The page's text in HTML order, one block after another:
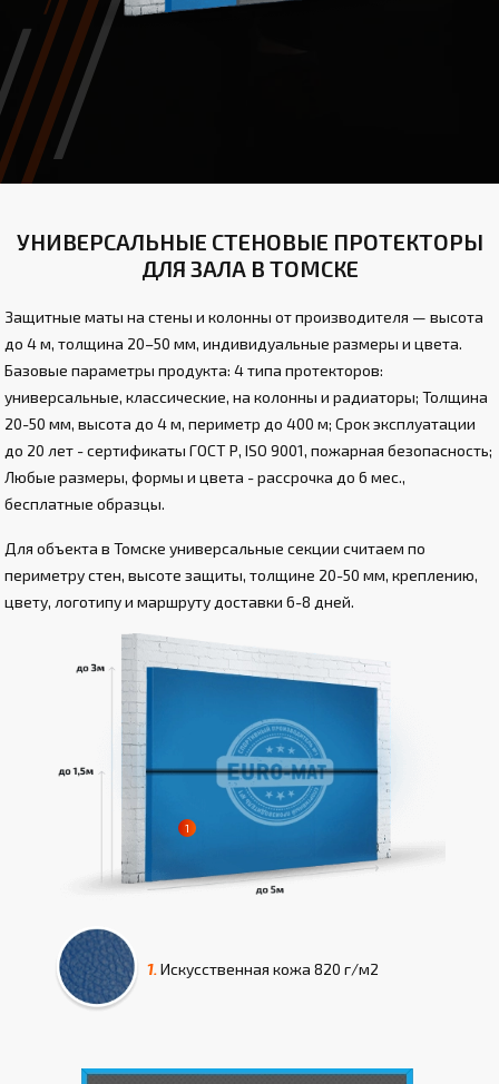
УНИВЕРСАЛЬНЫЕ СТЕНОВЫЕ ПРОТЕКТОРЫ
ДЛЯ ЗАЛА В ТОМСКЕ
Защитные маты на стены и колонны от производителя — высота
до 4 м, толщина 20–50 мм, индивидуальные размеры и цвета.
Базовые параметры продукта: 4 типа протекторов:
универсальные, классические, на колонны и радиаторы; Толщина
20-50 мм, высота до 4 м, периметр до 400 м; Срок эксплуатации
до 20 лет - сертификаты ГОСТ Р, ISO 9001, пожарная безопасность;
Любые размеры, формы и цвета - рассрочка до 6 мес.,
бесплатные образцы.
Для объекта в Томске универсальные секции считаем по
периметру стен, высоте защиты, толщине 20-50 мм, креплению,
цвету, логотипу и маршруту доставки 6-8 дней.
1. Искусcтвенная кожа 820 г/м2